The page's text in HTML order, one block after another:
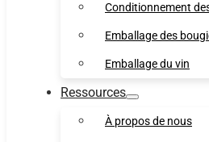
Conditionnement
Emballage des
Emballage du vin
Ressources
À propos de nous